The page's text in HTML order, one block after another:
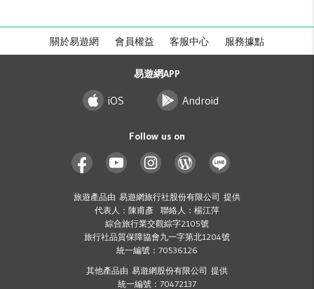
關於易遊網 會員權益 客服中心 服務據點
易遊網APP
iOS Android
Follow us on
旅遊產品由 易遊網旅行社股份有限公司 提供
代表人：陳甫彥 聯絡人：楊江萍
綜合旅行業交觀綜字2105號
旅行社品質保障協會九一字第北1204號
統一編號：70536126
其他產品由 易遊網股份有限公司 提供
統一編號：70472137